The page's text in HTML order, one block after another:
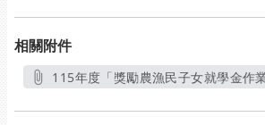
相關附件
115年度「獎勵農漁民子女就學金作